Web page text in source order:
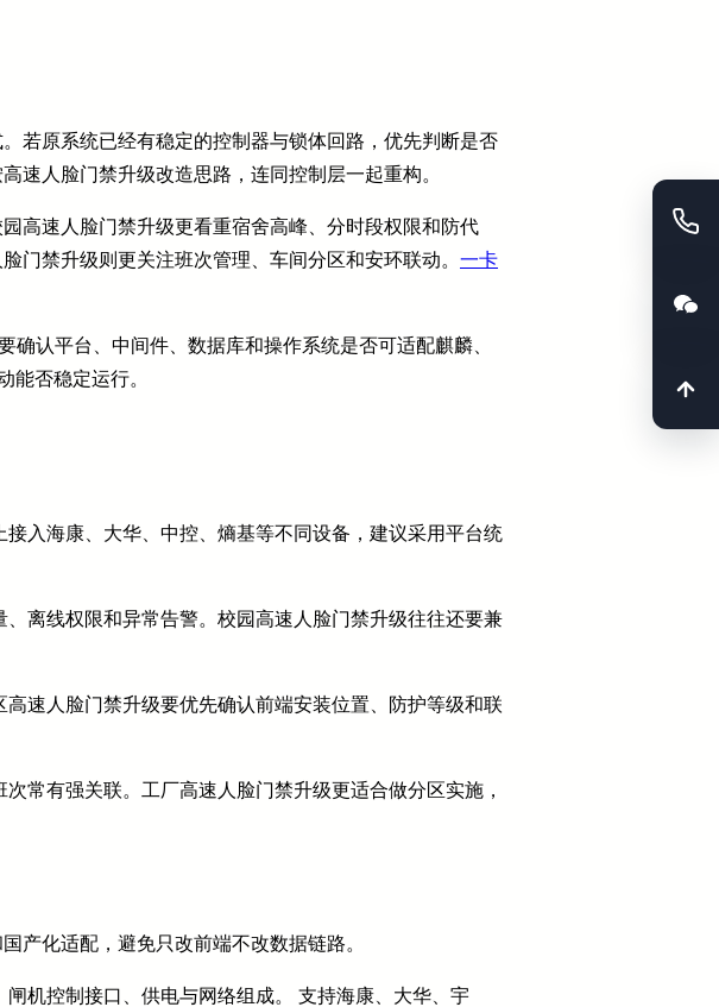
若原系统已经有稳定的控制器与锁体回路，优先判断是否
速人脸门禁升级改造思路，连同控制层一起重构。
高速人脸门禁升级更看重宿舍高峰、分时段权限和防代
门禁升级则更关注班次管理、车间分区和安环联动。 一卡
认平台、中间件、数据库和操作系统是否可适配麒麟、
能否稳定运行。
入海康、大华、中控、熵基等不同设备，建议采用平台统
离线权限和异常告警。校园高速人脸门禁升级往往还要兼
速人脸门禁升级要优先确认前端安装位置、防护等级和联
常有强关联。工厂高速人脸门禁升级更适合做分区实施，
产化适配，避免只改前端不改数据链路。
机控制接口、供电与网络组成。 支持海康、大华、宇